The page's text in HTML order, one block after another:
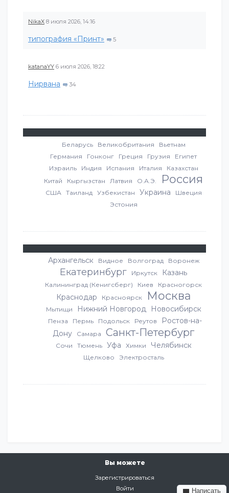
NikaX 8 июля 2026, 14:16
типография «Принт» 5
katanaYY 6 июля 2026, 18:22
Нирвана 34
Беларусь Великобритания
Вьетнам
Германия
Гонконг Греция Грузия
Египет
Израиль
Индия Испания Италия
Казахстан
Китай
Кыргызстан Латвия О.А.Э. Россия
США Таиланд Узбекистан Украина
Швеция
Эстония
Архангельск Видное Волгоград Воронеж
Екатеринбург Иркутск Казань
Калининград (Кенигсберг) Киев Красногорск
Краснодар Красноярск Москва
Мытищи Нижний Новгород Новосибирск
Пенза Пермь Подольск Реутов
Ростов-на-
Дону
Самара Санкт-Петербург
Сочи Тюмень Уфа Химки Челябинск
Щелково Электросталь
Вы можете
Зарегистрироваться
Войти
Написать